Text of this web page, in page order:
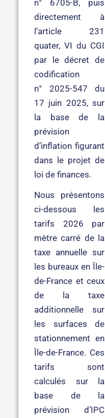
n° 6705-B, puis
directement à
l’article 231
quater, VI du CGI
par le décret de
codification
n° 2025-547 du
17 juin 2025, sur
la base de la
prévision
d’inflation figurant
dans le projet de
loi de finances.
Nous présentons
ci-dessous les
tarifs 2026 par
mètre carré de la
taxe annuelle sur
les bureaux en Île-
de-France et ceux
de la taxe
additionnelle sur
les surfaces de
stationnement en
Île-de-France. Ces
tarifs sont
calculés sur la
base de la
prévision d’IPC